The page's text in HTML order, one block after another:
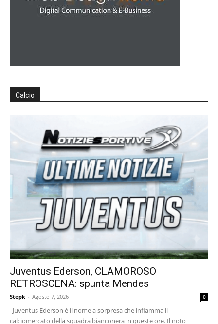
Calcio
Juventus Ederson, CLAMOROSO
RETROSCENA: spunta Mendes
Stepk - Agosto 7, 2026 0
Juventus Ederson è il nome a sorpresa che infiamma il
calciomercato della squadra bianconera in queste ore. Il noto